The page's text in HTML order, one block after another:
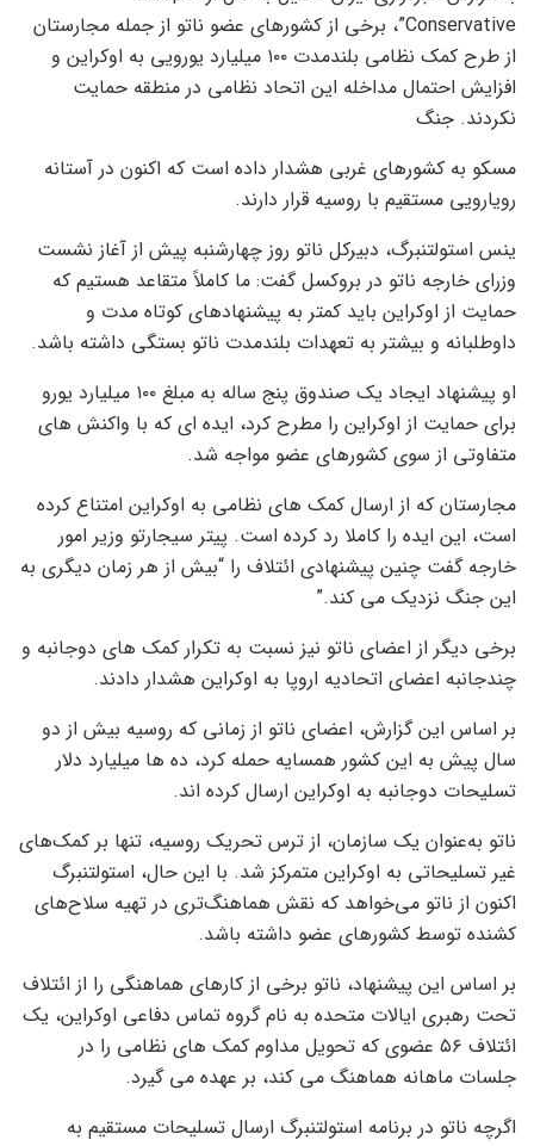
Conservative”، برخی از کشورهای عضو ناتو از جمله مجارستان
از طرح کمک نظامی بلندمدت ۱۰۰ میلیارد یورویی به اوکراین و
افزایش احتمال مداخله این اتحاد نظامی در منطقه حمایت
نکردند. جنگ
مسکو به کشورهای غربی هشدار داده است که اکنون در آستانه
رویارویی مستقیم با روسیه قرار دارند.
ینس استولتنبرگ، دبیرکل ناتو روز چهارشنبه پیش از آغاز نشست
وزرای خارجه ناتو در بروکسل گفت: ما کاملاً متقاعد هستیم که
حمایت از اوکراین باید کمتر به پیشنهادهای کوتاه مدت و
داوطلبانه و بیشتر به تعهدات بلندمدت ناتو بستگی داشته باشد.
او پیشنهاد ایجاد یک صندوق پنج ساله به مبلغ ۱۰۰ میلیارد یورو
برای حمایت از اوکراین را مطرح کرد، ایده ای که با واکنش های
متفاوتی از سوی کشورهای عضو مواجه شد.
مجارستان که از ارسال کمک های نظامی به اوکراین امتناع کرده
است، این ایده را کاملا رد کرده است. پیتر سیجارتو وزیر امور
خارجه گفت چنین پیشنهادی ائتلاف را “بیش از هر زمان دیگری به
این جنگ نزدیک می کند.”
برخی دیگر از اعضای ناتو نیز نسبت به تکرار کمک های دوجانبه و
چندجانبه اعضای اتحادیه اروپا به اوکراین هشدار دادند.
بر اساس این گزارش، اعضای ناتو از زمانی که روسیه بیش از دو
سال پیش به این کشور همسایه حمله کرد، ده ها میلیارد دلار
تسلیحات دوجانبه به اوکراین ارسال کرده اند.
ناتو به‌عنوان یک سازمان، از ترس تحریک روسیه، تنها بر کمک‌های
غیر تسلیحاتی به اوکراین متمرکز شد. با این حال، استولتنبرگ
اکنون از ناتو می‌خواهد که نقش هماهنگ‌تری در تهیه سلاح‌های
کشنده توسط کشورهای عضو داشته باشد.
بر اساس این پیشنهاد، ناتو برخی از کارهای هماهنگی را از ائتلاف
تحت رهبری ایالات متحده به نام گروه تماس دفاعی اوکراین، یک
ائتلاف ۵۶ عضوی که تحویل مداوم کمک های نظامی را در
جلسات ماهانه هماهنگ می کند، بر عهده می گیرد.
اگرچه ناتو در برنامه استولتنبرگ ارسال تسلیحات مستقیم به